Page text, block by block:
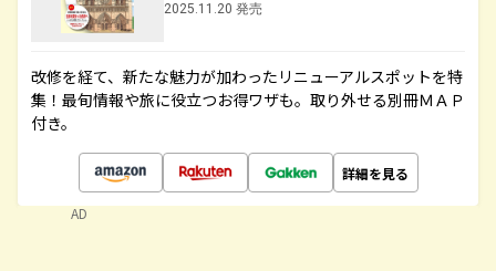
2025.11.20 発売
改修を経て、新たな魅力が加わったリニューアルスポットを特
集！最旬情報や旅に役立つお得ワザも。取り外せる別冊ＭＡＰ
付き。
詳細を見る
AD